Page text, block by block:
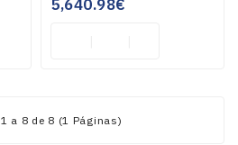
5,640.98€
a 8 de 8 (1 Páginas)